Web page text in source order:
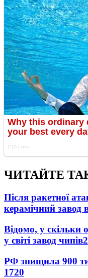
ЧИТАЙТЕ
Після ракетної
керамічний завод
Відомо, у скільки
у світі завод чипів
РФ знищила 900
1720